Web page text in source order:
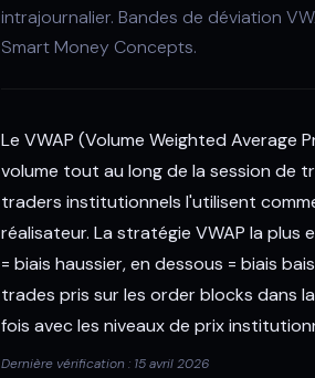
intrajournalier. Bandes de déviation
Smart Money Concepts.
Le VWAP (Volume Weighted Average
volume tout au long de la session de
traders institutionnels l'utilisent
réalisateur. La stratégie VWAP la
= biais haussier, en dessous = biais
trades pris sur les order blocks dans
fois avec les niveaux de prix
Dernière vérification : 15 avril 2026